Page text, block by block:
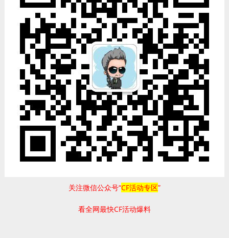
关注微信公众号“CF活动专区”
看全网最快CF活动爆料